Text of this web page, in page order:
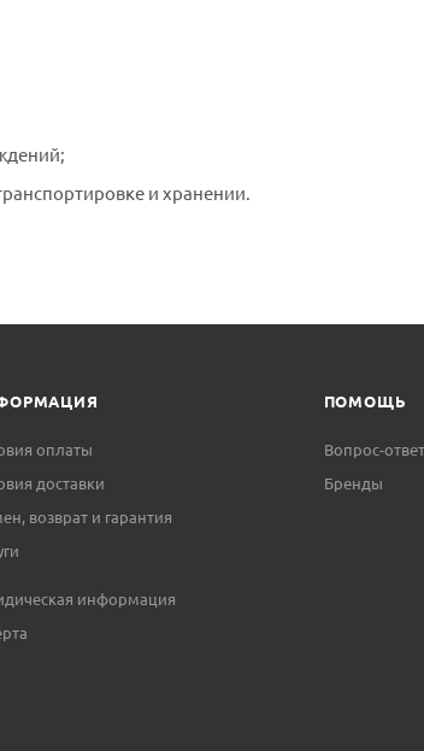
и хранении.
оплаты
доставки
возврат и гарантия
информация
ПОМОЩЬ
Вопрос-ответ
Бренды